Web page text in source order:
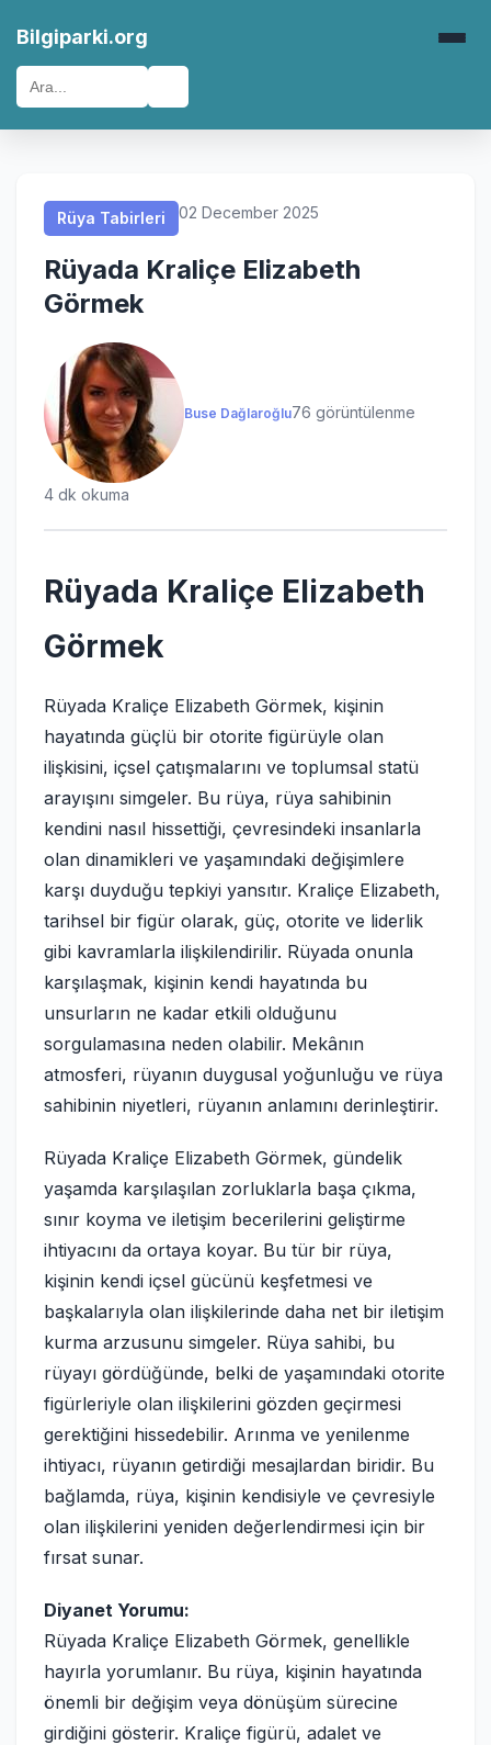
Bilgiparki.org
Rüya Tabirleri 02 December 2025
Rüyada Kraliçe Elizabeth
Görmek
Buse Dağlaroğlu76 görüntülenme
4 dk okuma
Rüyada Kraliçe Elizabeth
Görmek
Rüyada Kraliçe Elizabeth Görmek, kişinin
hayatında güçlü bir otorite figürüyle olan
ilişkisini, içsel çatışmalarını ve toplumsal statü
arayışını simgeler. Bu rüya, rüya sahibinin
kendini nasıl hissettiği, çevresindeki insanlarla
olan dinamikleri ve yaşamındaki değişimlere
karşı duyduğu tepkiyi yansıtır. Kraliçe Elizabeth,
tarihsel bir figür olarak, güç, otorite ve liderlik
gibi kavramlarla ilişkilendirilir. Rüyada onunla
karşılaşmak, kişinin kendi hayatında bu
unsurların ne kadar etkili olduğunu
sorgulamasına neden olabilir. Mekânın
atmosferi, rüyanın duygusal yoğunluğu ve rüya
sahibinin niyetleri, rüyanın anlamını derinleştirir.
Rüyada Kraliçe Elizabeth Görmek, gündelik
yaşamda karşılaşılan zorluklarla başa çıkma,
sınır koyma ve iletişim becerilerini geliştirme
ihtiyacını da ortaya koyar. Bu tür bir rüya,
kişinin kendi içsel gücünü keşfetmesi ve
başkalarıyla olan ilişkilerinde daha net bir iletişim
kurma arzusunu simgeler. Rüya sahibi, bu
rüyayı gördüğünde, belki de yaşamındaki otorite
figürleriyle olan ilişkilerini gözden geçirmesi
gerektiğini hissedebilir. Arınma ve yenilenme
ihtiyacı, rüyanın getirdiği mesajlardan biridir. Bu
bağlamda, rüya, kişinin kendisiyle ve çevresiyle
olan ilişkilerini yeniden değerlendirmesi için bir
fırsat sunar.
Diyanet Yorumu:
Rüyada Kraliçe Elizabeth Görmek, genellikle
hayırla yorumlanır. Bu rüya, kişinin hayatında
önemli bir değişim veya dönüşüm sürecine
girdiğini gösterir. Kraliçe figürü, adalet ve
Rüya Tabirleri
Rüya Tabirleri
Rüya Tabirleri
Rüya Tabirleri